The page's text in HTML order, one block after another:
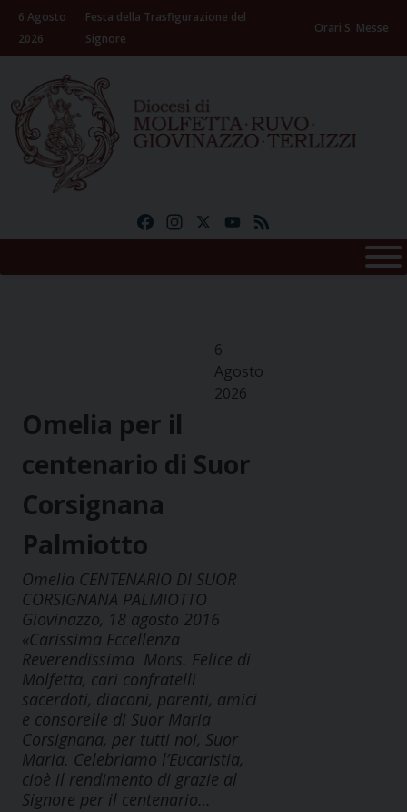
Skip
content
6 Agosto
2026
Festa della Trasfigurazione del
Signore
Orari S. Messe
FacebookInstagramYouTube
6
Agosto
2026
Omelia per il
centenario di Suor
Corsignana
Palmiotto
Omelia CENTENARIO DI SUOR
CORSIGNANA PALMIOTTO
Giovinazzo, 18 agosto 2016
«Carissima Eccellenza
Reverendissima Mons. Felice di
Molfetta, cari confratelli
sacerdoti, diaconi, parenti, amici
e consorelle di Suor Maria
Corsignana, per tutti noi, Suor
Maria. Celebriamo l’Eucaristia,
cioè il rendimento di grazie al
Signore per il centenario…